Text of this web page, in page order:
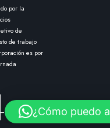
por la
de
de trabajo
es por
Diseñado porSPM
¿Cómo puedo